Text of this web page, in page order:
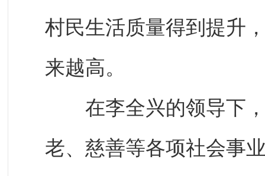
村民生活质量得到提升
来越高。
在李全兴的领导下，
老、慈善等各项社会事